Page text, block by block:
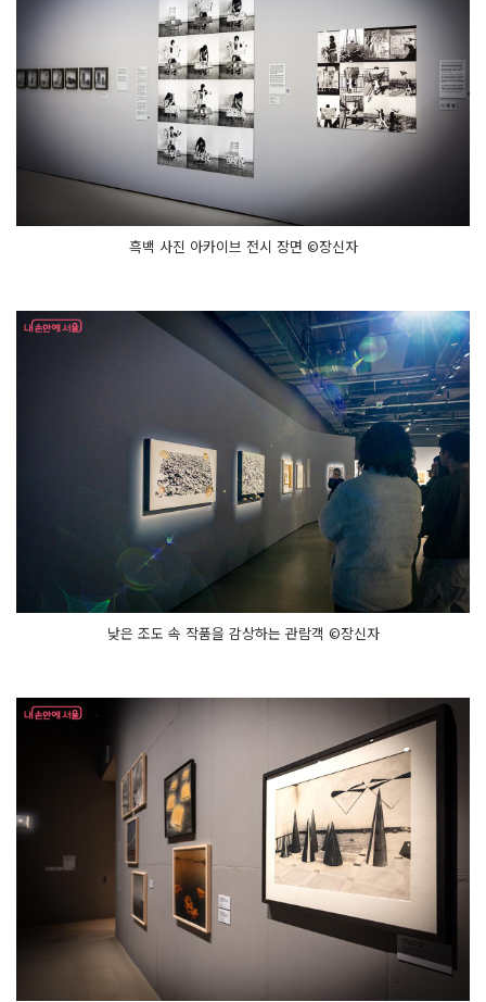
흑백 사진 아카이브 전시 장면 ©장신자
낮은 조도 속 작품을 감상하는 관람객 ©장신자